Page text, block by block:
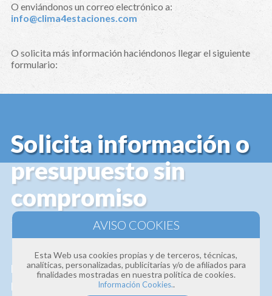
O enviándonos un correo electrónico a:
info@clima4estaciones.com
O solicita más información haciéndonos llegar el siguiente
formulario:
Solicita información o
presupuesto sin
compromiso
productos y servicios, así que si deseas que te
hagamos un presupuesto personalizado te lo
Esta Web usa cookies propias y de terceros, técnicas,
analíticas, personalizadas, publicitarias y/o de afiliados para
finalidades mostradas en nuestra política de cookies.
Información Cookies..